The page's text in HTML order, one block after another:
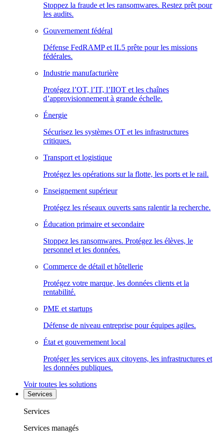
Stoppez la fraude et les ransomwares. Restez prêt pour
les audits.
Gouvernement fédéral
Défense FedRAMP et IL5 prête pour les missions
fédérales.
Industrie manufacturière
Protégez l’OT, l’IT, l’IIOT et les chaînes
d’approvisionnement à grande échelle.
Énergie
Sécurisez les systèmes OT et les infrastructures
critiques.
Transport et logistique
Protégez les opérations sur la flotte, les ports et le rail.
Enseignement supérieur
Protégez les réseaux ouverts sans ralentir la recherche.
Éducation primaire et secondaire
Stoppez les ransomwares. Protégez les élèves, le
personnel et les données.
Commerce de détail et hôtellerie
Protégez votre marque, les données clients et la
rentabilité.
PME et startups
Défense de niveau entreprise pour équipes agiles.
État et gouvernement local
Protéger les services aux citoyens, les infrastructures et
les données publiques.
Voir toutes les solutions
Services
Services
Services managés